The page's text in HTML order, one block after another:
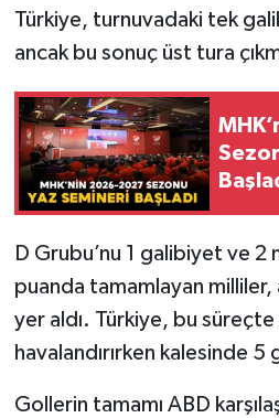
Türkiye, turnuvadaki tek
ancak bu sonuç üst tura
D Grubu’nu 1 galibiyet ve
puanda tamamlayan milliler,
yer aldı. Türkiye, bu
havalandırırken kalesinde
Gollerin tamamı ABD